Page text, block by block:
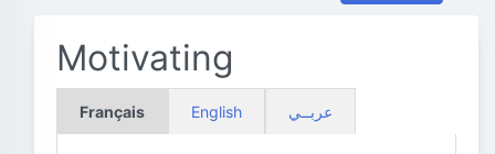
Motivating
Français English عربــي